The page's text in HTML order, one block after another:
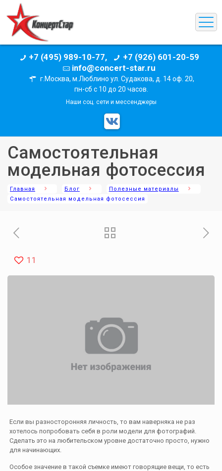
+7 (495) 989-10-77,
+7 (926) 601-20-59
info@concert-star.ru
г.Москва, м.Люблино ул. Судакова, д. 14 оф. 20,
пн-сб с 10 до 20 часов.
Наши соц. сети и мессенджеры
Самостоятельная
модельная фотосессия
Главная Блог
Полезные материалы
Самостоятельная модельная фотосессия
11
Если вы разносторонняя личность, то вам наверняка не раз
хотелось попробовать себя в роли модели для фотографий.
Сделать это на любительском уровне достаточно просто, нужно
для начинающих.
Особое значение в такой съемке имеют говорящие вещи, то есть